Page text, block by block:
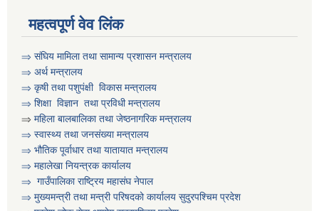
महत्वपूर्ण वेव लिंक
⇒ संघिय मामिला तथा सामान्य प्रशासन मन्त्रालय
⇒ अर्थ मन्त्रालय
⇒ कृषी तथा पशुप‌ंक्षी विकास मन्त्रालय
⇒ शिक्षा विज्ञान तथा प्रविधी मन्त्रालय
⇒ महिला बालबालिका तथा जेष्ठनागरिक मन्त्रालय
⇒ स्वास्थ्य तथा जनसंख्या मन्त्रालय
⇒ भौतिक पूर्वाधार तथा यातायात मन्त्रालय
⇒ महालेखा नियन्त्रक कार्यालय
⇒ गाउँपालिका राष्ट्रिय महासंघ नेपाल
⇒ मुख्यमन्त्री तथा मन्त्री परिषदको कार्यालय सुदुरपश्चिम प्रदेश